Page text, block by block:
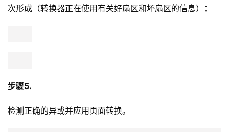
次形成（转换器正在使用有关好扇区和坏扇区的信息）：
步骤5.
检测正确的异或并应用页面转换。